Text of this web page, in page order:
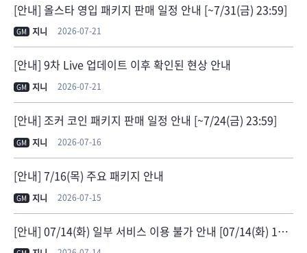
[안내] 올스타 영입 패키지 판매 일정 안내 [~7/31(금) 23:59]
GM 지니 2026-07-21
[안내] 9차 Live 업데이트 이후 확인된 현상 안내
GM 지니 2026-07-21
[안내] 조커 코인 패키지 판매 일정 안내 [~7/24(금) 23:59]
GM 지니 2026-07-16
[안내] 7/16(목) 주요 패키지 안내
GM 지니 2026-07-15
[안내] 07/14(화) 일부 서비스 이용 불가 안내 [07/14(화) 14:50 정상화]